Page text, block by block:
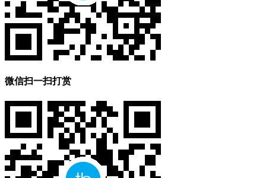
微信扫一扫打赏